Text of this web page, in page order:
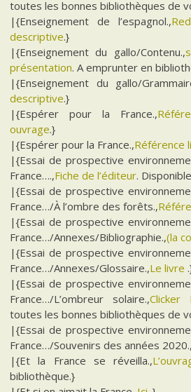
toutes les bonnes bibliothèques de
|{Enseignement de l’espagnol.,
descriptive.}
|{Enseignement du gallo/Contenu.,
présentation. A emprunter en
|{Enseignement du gallo/
descriptive.}
|{Espérer pour la France.,
ouvrage.}
|{Espérer pour la France.,Référence
|{Essai de prospective
France….,Fiche de l’éditeur.
|{Essai de prospective
France…/À l’ombre des forêts.,
|{Essai de prospective
France…/Annexes/Bibliographie.,(la
|{Essai de prospective
France…/Annexes/Glossaire.,Le livre
|{Essai de prospective
France…/L’ombreur solaire.,Clicker
toutes les bonnes bibliothèques de
|{Essai de prospective
France…/Souvenirs des années
|{Et la France se réveilla.,
bibliothèque.}